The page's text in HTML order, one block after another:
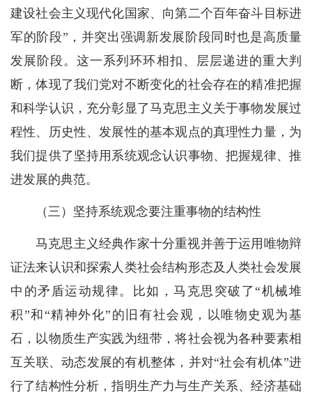
建设社会主义现代化国家、向第二个百年奋斗目标进
军的阶段”，并突出强调新发展阶段同时也是高质量
发展阶段。这一系列环环相扣、层层递进的重大判
断，体现了我们党对不断变化的社会存在的精准把握
和科学认识，充分彰显了马克思主义关于事物发展过
程性、历史性、发展性的基本观点的真理性力量，为
我们提供了坚持用系统观念认识事物、把握规律、推
进发展的典范。
（三）坚持系统观念要注重事物的结构性
马克思主义经典作家十分重视并善于运用唯物辩
证法来认识和探索人类社会结构形态及人类社会发展
中的矛盾运动规律。比如，马克思突破了“机械堆
积”和“精神外化”的旧有社会观，以唯物史观为基
石，以物质生产实践为纽带，将社会视为各种要素相
互关联、动态发展的有机整体，并对“社会有机体”进
行了结构性分析，指明生产力与生产关系、经济基础